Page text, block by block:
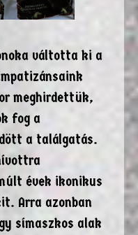
váltotta ki a
meghirdettük,
fog a
a találgatás.
évek ikonikus
Arra azonban
símaszkos alak